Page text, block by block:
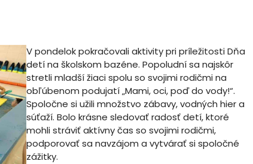
V pondelok pokračovali aktivity pri príležitosti Dňa
detí na školskom bazéne. Popoludní sa najskôr
stretli mladší žiaci spolu so svojimi rodičmi na
obľúbenom podujatí „Mami, oci, poď do vody!“.
Spoločne si užili množstvo zábavy, vodných hier a
súťaží. Bolo krásne sledovať radosť detí, ktoré
mohli stráviť aktívny čas so svojimi rodičmi,
podporovať sa navzájom a vytvárať si spoločné
zážitky.